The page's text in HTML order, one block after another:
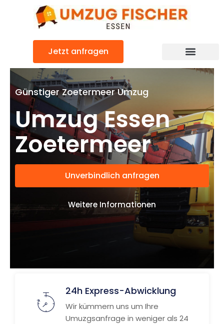
Jetzt anfragen
Günstiger Zoetermeer Umzug
Umzug Essen
Zoetermeer
Unverbindlich anfragen
Weitere Informationen
24h Express-Abwicklung
Wir kümmern uns um Ihre
Umuzgsanfrage in weniger als 24